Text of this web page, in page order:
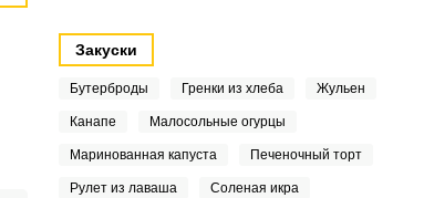
Закуски
Бутерброды Гренки из хлеба Жульен
Канапе Малосольные огурцы
Маринованная капуста Печеночный торт
Рулет из лаваша Соленая икра